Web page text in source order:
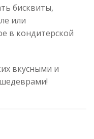
бисквиты,
или
в кондитерской
вкусными и